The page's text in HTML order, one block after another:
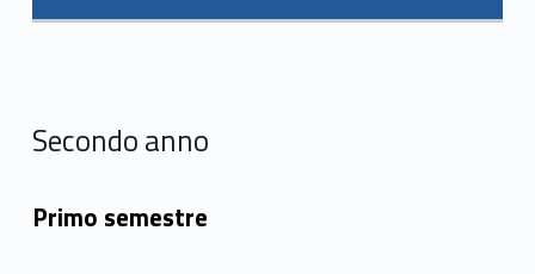
Secondo anno
Primo semestre